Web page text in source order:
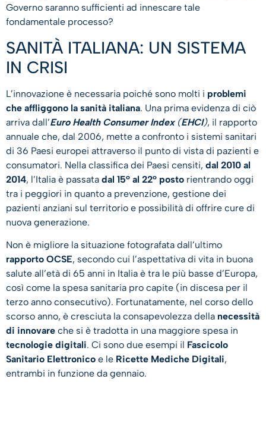
Governo saranno sufficienti ad innescare tale
fondamentale processo?
SANITÀ ITALIANA: UN SISTEMA
IN CRISI
L’innovazione è necessaria poiché sono molti i problemi
che affliggono la sanità italiana. Una prima evidenza di ciò
arriva dall’Euro Health Consumer Index (EHCI), il rapporto
annuale che, dal 2006, mette a confronto i sistemi sanitari
di 36 Paesi europei attraverso il punto di vista di pazienti e
consumatori. Nella classifica dei Paesi censiti, dal 2010 al
2014, l’Italia è passata dal 15° al 22° posto rientrando oggi
tra i peggiori in quanto a prevenzione, gestione dei
pazienti anziani sul territorio e possibilità di offrire cure di
nuova generazione.
Non è migliore la situazione fotografata dall’ultimo
rapporto OCSE, secondo cui l’aspettativa di vita in buona
salute all’età di 65 anni in Italia è tra le più basse d’Europa,
così come la spesa sanitaria pro capite (in discesa per il
terzo anno consecutivo). Fortunatamente, nel corso dello
scorso anno, è cresciuta la consapevolezza della necessità
di innovare che si è tradotta in una maggiore spesa in
tecnologie digitali. Ci sono due esempi il Fascicolo
Sanitario Elettronico e le Ricette Mediche Digitali,
entrambi in funzione da gennaio.